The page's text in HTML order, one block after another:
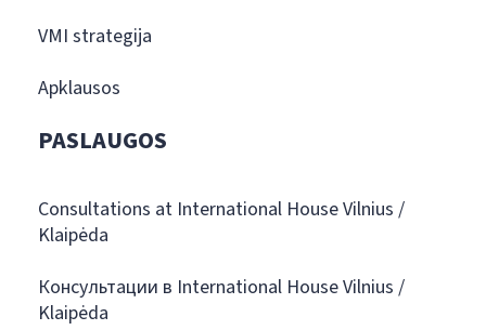
VMI strategija
Apklausos
PASLAUGOS
Consultations at International House Vilnius /
Klaipėda
Консультации в International House Vilnius /
Klaipėda